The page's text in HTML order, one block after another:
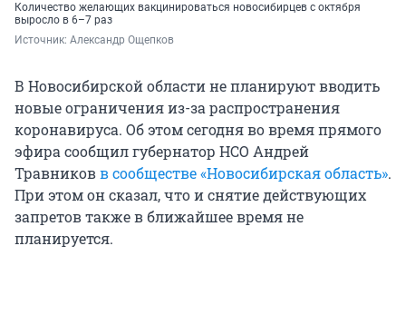
Количество желающих вакцинироваться новосибирцев с октября
выросло в 6–7 раз
Источник: Александр Ощепков
В Новосибирской области не планируют вводить
новые ограничения из-за распространения
коронавируса. Об этом сегодня во время прямого
эфира сообщил губернатор НСО Андрей
Травниковв сообществе «Новосибирская область».
При этом он сказал, что и снятие действующих
запретов также в ближайшее время не
планируется.